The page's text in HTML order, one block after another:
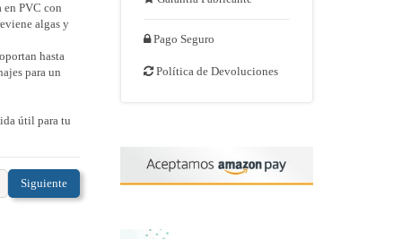
PVC con
algas y
hasta
para un
útil para tu
Siguiente
Pago Seguro
Política de Devoluciones